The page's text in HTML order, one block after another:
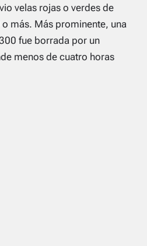
velas rojas o verdes de
más. Más prominente, una
fue borrada por un
menos de cuatro horas